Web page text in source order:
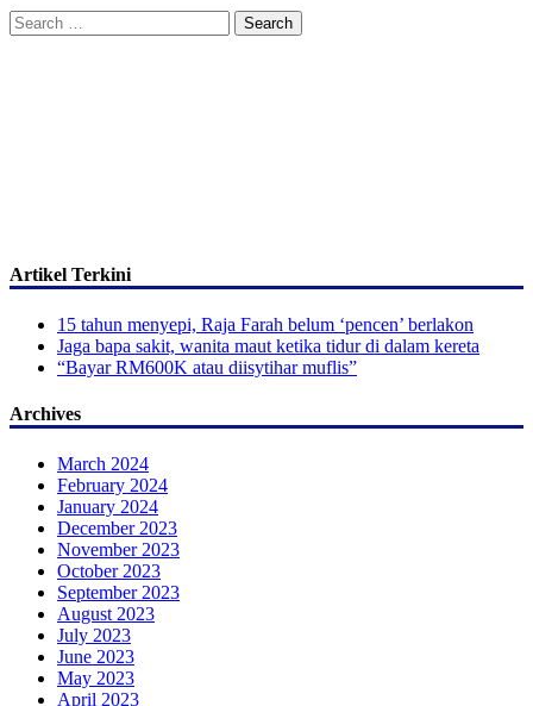
Search
for:
Artikel Terkini
15 tahun menyepi, Raja Farah belum ‘pencen’ berlakon
Jaga bapa sakit, wanita maut ketika tidur di dalam kereta
“Bayar RM600K atau diisytihar muflis”
Archives
March 2024
February 2024
January 2024
December 2023
November 2023
October 2023
September 2023
August 2023
July 2023
June 2023
May 2023
April 2023